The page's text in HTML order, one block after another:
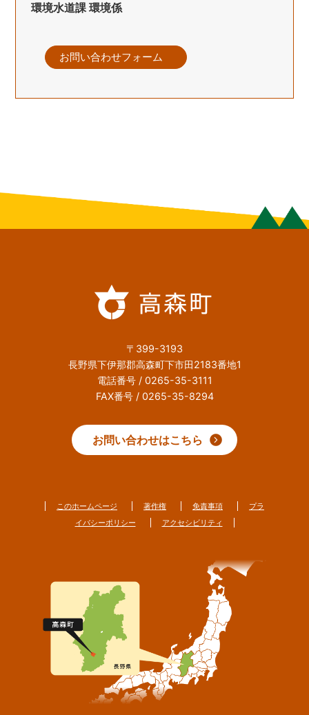
環境水道課 環境係
お問い合わせフォーム
〒399-3193
長野県下伊那郡高森町下市田2183番地1
電話番号 / 0265-35-3111
FAX番号 / 0265-35-8294
お問い合わせはこちら
このホームページ 著作権 免責事項
プラ
イバシーポリシー
アクセシビリティ